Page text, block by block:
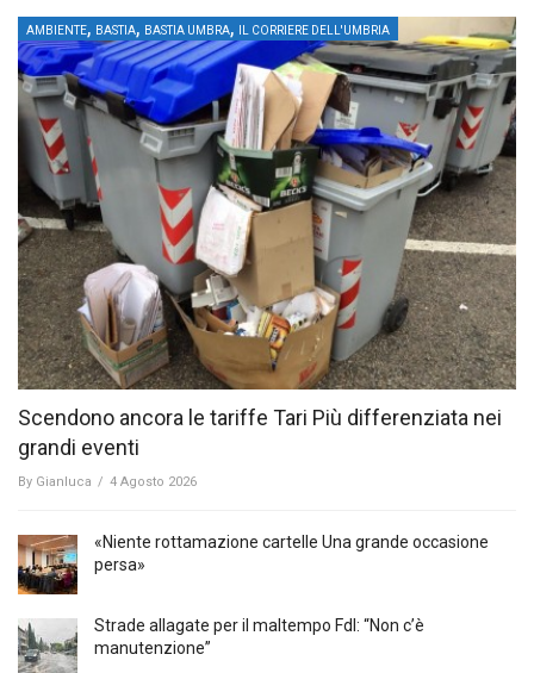
AMBIENTE, BASTIA, BASTIA UMBRA, IL CORRIERE DELL'UMBRIA
Scendono ancora le tariffe Tari Più differenziata nei
grandi eventi
By Gianluca / 4 Agosto 2026
«Niente rottamazione cartelle Una grande occasione
persa»
Strade allagate per il maltempo FdI: “Non c’è
manutenzione”